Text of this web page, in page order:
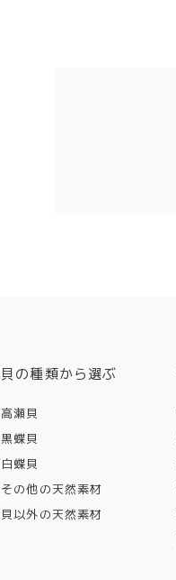
貝の種類から選ぶ
高瀬貝
黒蝶貝
白蝶貝
その他の天然素材
貝以外の天然素材